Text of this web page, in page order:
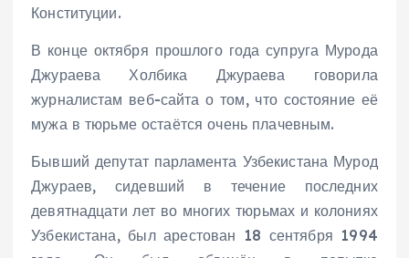
Конституции.
В конце октября прошлого года супруга Мурода
Джураева Холбика Джураева говорила
журналистам веб-сайта о том, что состояние её
мужа в тюрьме остаётся очень плачевным.
Бывший депутат парламента Узбекистана Мурод
Джураев, сидевший в течение последних
девятнадцати лет во многих тюрьмах и колониях
Узбекистана, был арестован 18 сентября 1994